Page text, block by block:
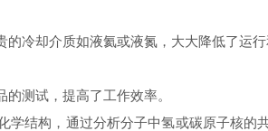
却介质如液氦或液氮，大大降低了运行
测试，提高了工作效率。
学结构，通过分析分子中氢或碳原子核